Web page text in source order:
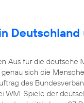
Deutschland
Aus für die deutsche
sich die
des
WM-Spiele der